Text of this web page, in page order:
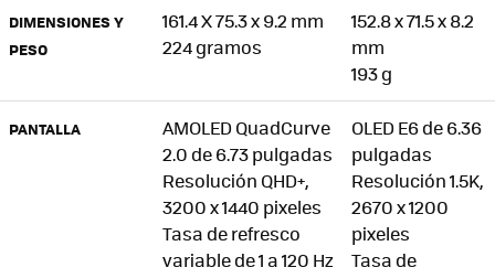
DIMENSIONES Y
PESO
161.4 X 75.3 x 9.2 mm
224 gramos
152.8 x 71.5 x 8.2
mm
193 g
PANTALLA
AMOLED QuadCurve
2.0 de 6.73 pulgadas
Resolución QHD+,
3200 x 1440 pixeles
Tasa de refresco
variable de 1 a 120 Hz
OLED E6 de 6.36
pulgadas
Resolución 1.5K,
2670 x 1200
pixeles
Tasa de